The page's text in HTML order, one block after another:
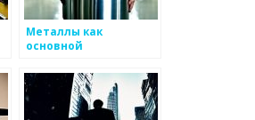
Металлы как
основной
материал